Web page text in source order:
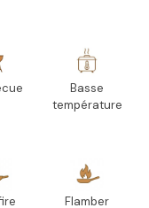
Basse
température
Flamber